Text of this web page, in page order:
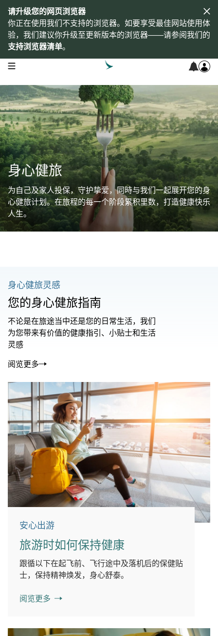
请升级您的网页浏览器
你正在使用我们不支持的浏览器。如要享受最佳网站使用体
验，我们建议你升级至更新版本的浏览器——请参阅我们的
支持浏览器清单。
open navigation menu
身心健旅
为自己及家人投保，守护挚爱，同時与我们一起展开您的身
心健旅计划。在旅程的每一个阶段累积里数，打造健康快乐
人生。
身心健旅灵感
您的身心健旅指南
不论是在旅途当中还是您的日常生活，我们
为您带来有价值的健康指引、小贴士和生活
灵感
阅览更多
安心出游
旅游时如何保持健康
跟循以下在起飞前、飞行途中及落机后的保健贴
士，保持精神焕发，身心舒泰。
阅览更多